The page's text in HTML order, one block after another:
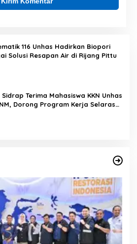
116 Unhas Hadirkan Biopori
Solusi Resapan Air di Rijang Pittu
Sidrap Terima Mahasiswa KKN Unhas
Dorong Program Kerja Selaras